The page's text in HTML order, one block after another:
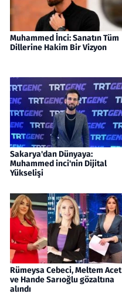
Muhammed İnci: Sanatın Tüm
Dillerine Hakim Bir Vizyon
Sakarya'dan Dünyaya:
Muhammed inci'nin Dijital
Yükselişi
Rümeysa Cebeci, Meltem Acet
ve Hande Sarıoğlu gözaltına
alındı